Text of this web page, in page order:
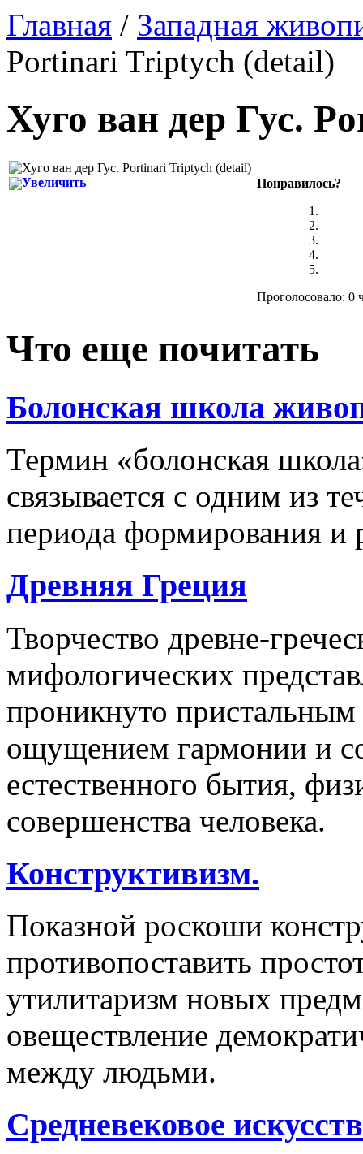
Главная / Западная
Portinari Triptych (detail)
Хуго ван дер Гус.
Увеличить Понравилось?
Проголосовало: 0
Что еще почитать
Болонская школа
Термин «болонская
связывается с одним из
периода формирования и
Древняя Греция
Творчество древне-
мифологических
проникнуто
ощущением гармонии и
естественного бытия,
совершенства человека.
Конструктивизм.
Показной роскоши
противопоставить
утилитаризм новых
овеществление
между людьми.
Средневековое